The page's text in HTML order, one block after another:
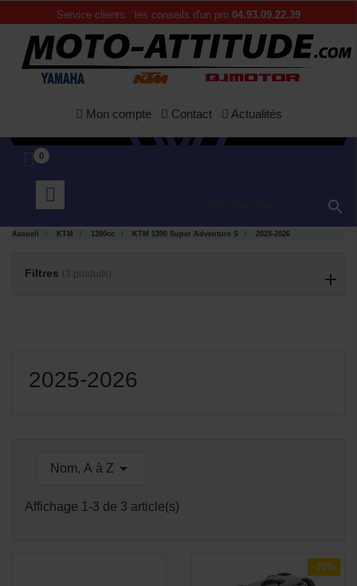
Service clients : les conseils d'un pro 04.93.09.22.39
Mon compte Contact Actualités
0

Accueil KTM 1390cc KTM 1390 Super Adventure S 2025-2026
Filtres (3 produits)
2025-2026
Nom, A à Z 
Affichage 1-3 de 3 article(s)
-30%